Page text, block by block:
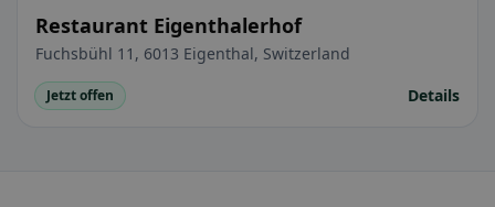
Restaurant Eigenthalerhof
Fuchsbühl 11, 6013 Eigenthal, Switzerland
Jetzt offen Details